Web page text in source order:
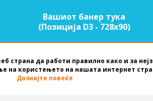
Вашиот банер тука
(Позиција D3 - 728х90)
2026
страна да работи правилно како и за
на користењето на нашата интернет
Дознајте повеќе